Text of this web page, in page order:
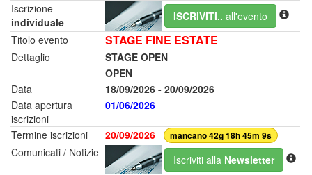
Iscrizione
individuale
ISCRIVITI.. all'evento
Titolo evento
STAGE FINE ESTATE
Dettaglio
STAGE OPEN
OPEN
Data
18/09/2026 - 20/09/2026
Data apertura
iscrizioni
01/06/2026
Termine iscrizioni 20/09/2026 mancano 42g 18h 45m 8s
Comunicati / Notizie
Iscriviti alla Newsletter